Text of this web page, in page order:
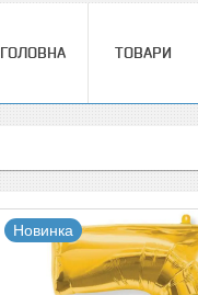
ГОЛОВНА ТОВАРИ
Новинка